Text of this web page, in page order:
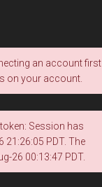
an account first
on your account.
Session has
21:26:05 PDT. The
26 00:13:47 PDT.